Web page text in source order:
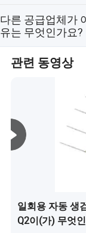
제품, 의료 보호 제
다른 공급업체가
유는 무엇인가요?
및 건강 제품 수출
관련 동영상
일회용 자동 생
Q2이(가) 무엇